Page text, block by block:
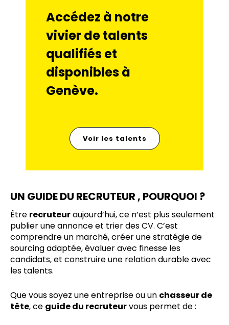
Accédez à notre
vivier de talents
qualifiés et
disponibles à
Genève.
Voir les talents
UN GUIDE DU RECRUTEUR , POURQUOI ?
Être recruteuraujourd’hui, ce n’est plus seulement
publier une annonce et trier des CV. C’est
comprendre un marché, créer une stratégie de
sourcing adaptée, évaluer avec finesse les
candidats, et construire une relation durable avec
les talents.
Que vous soyez une entreprise ou un chasseur de
tête, ce guide du recruteurvous permet de :